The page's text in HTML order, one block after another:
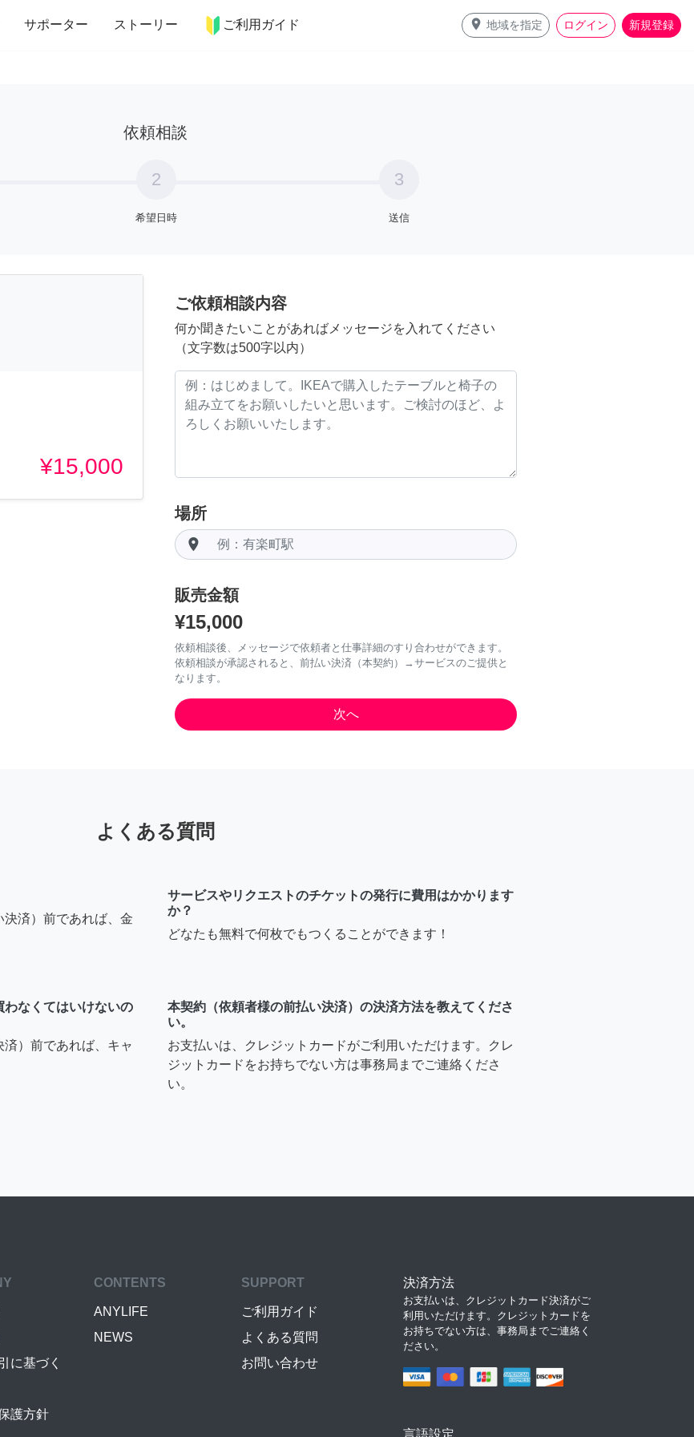
サポーター ストーリー ご利用ガイド place 地域を指定 ログイン 新規登録
ンテリア 趣味・習い事 ペット 料理
依頼相談
2
希望日時
3
送信
¥15,000
ご依頼相談内容
何か聞きたいことがあればメッセージを入れてください
（文字数は500字以内）
場所
room
販売金額
¥15,000
依頼相談後、メッセージで依頼者と仕事詳細のすり合わせができます。
依頼相談が承認されると、前払い決済（本契約）→サービスのご提供と
なります。
よくある質問
済）前であれば、金
サービスやリクエストのチケットの発行に費用はかかります
か？
どなたも無料で何枚でもつくることができます！
なくてはいけないの
）前であれば、キャ
本契約（依頼者様の前払い決済）の決済方法を教えてくださ
い。
お支払いは、クレジットカードがご利用いただけます。クレ
ジットカードをお持ちでない方は事務局までご連絡くださ
い。
に基づく
護方針
CONTENTS
ANYLIFE
NEWS
SUPPORT
ご利用ガイド
よくある質問
お問い合わせ
決済方法
お支払いは、クレジットカード決済がご
利用いただけます。クレジットカードを
お持ちでない方は、事務局までご連絡く
ださい。
言語設定